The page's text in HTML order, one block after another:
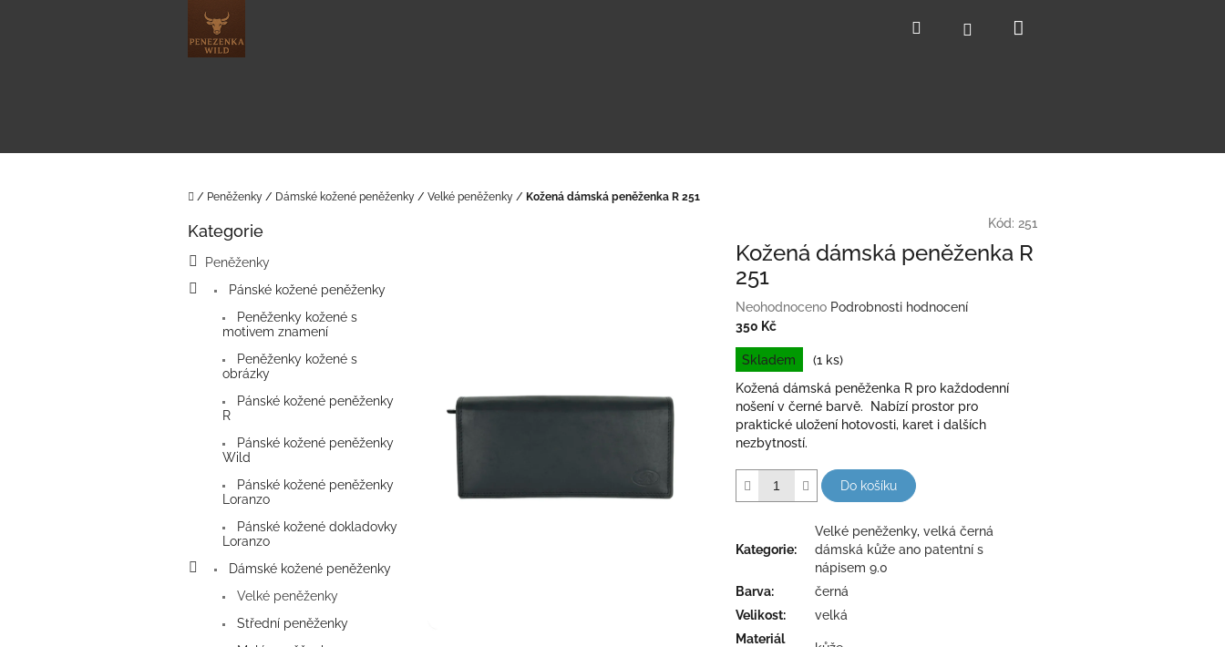
Hledat Přihlášení
Domů
/ Peněženky / Dámské kožené peněženky / Velké peněženky / Kožená dámská peněženka R 251
Přeskočit
Kategorie
Peněženky
Pánské kožené peněženky
Peněženky kožené s
motivem znamení
Peněženky kožené s
obrázky
Pánské kožené peněženky
R
Pánské kožené peněženky
Wild
Pánské kožené peněženky
Loranzo
Pánské kožené dokladovky
Loranzo
Dámské kožené peněženky
Velké peněženky
Střední peněženky
Kód: 251
Kožená dámská peněženka R
251
Průměrné
hodnocení
je
0,0
z
5
hvězdiček.
Neohodnoceno Podrobnosti hodnocení
350 Kč
Měrná
cena:
Skladem
(1 ks)
Kožená dámská peněženka R pro každodenní
nošení v černé barvě. Nabízí prostor pro
praktické uložení hotovosti, karet i dalších
nezbytností.
Do košíku
Kategorie:
Velké peněženky, velká černá
dámská kůže ano patentní s
nápisem 9.0
Barva:
černá
Velikost:
velká
Materiál